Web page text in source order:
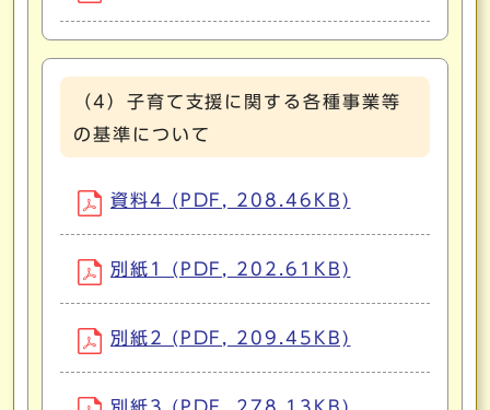
（4）子育て支援に関する各種事業等
の基準について
資料4 (PDF, 208.46KB)
別紙1 (PDF, 202.61KB)
別紙2 (PDF, 209.45KB)